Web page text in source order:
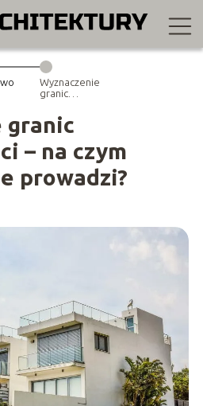
Wyznaczenie
granic
na czym polega
i kto je
granic
– na czym
prowadzi?